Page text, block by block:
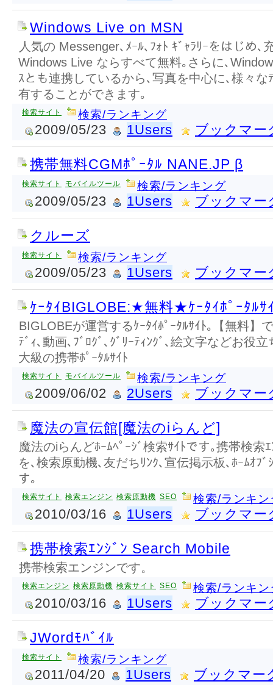
Windows Live on MSN
人気の Messenger､ﾒｰﾙ､ﾌｫﾄ ｷﾞｬﾗﾘｰをはじめ､
Windows Live ならすべて無料｡さらに､
ｽとも連携しているから､写真を中心に､様々な
有することができます｡
検索サイト 検索/ランキング
2009/05/23 1Users ブックマー
携帯無料CGMﾎﾟｰﾀﾙ NANE.JP β
検索サイト モバイルツール 検索/ランキング
2009/05/23 1Users ブックマー
クルーズ
検索サイト 検索/ランキング
2009/05/23 1Users ブックマー
ｹｰﾀｲBIGLOBE:★無料★ｹｰﾀｲﾎﾟｰﾀﾙｻ
BIGLOBEが運営するｹｰﾀｲﾎﾟｰﾀﾙｻｲﾄ｡【無料】
ﾃﾞｨ､動画､ﾌﾞﾛｸﾞ､ｸﾞﾘｰﾃｨﾝｸﾞ､絵文字などお役
大級の携帯ﾎﾟｰﾀﾙｻｲﾄ
検索サイト モバイルツール 検索/ランキング
2009/06/02 2Users ブックマー
魔法の宣伝館[魔法のiらんど]
魔法のiらんどﾎｰﾑﾍﾟｰｼﾞ検索ｻｲﾄです｡携帯検索
を､検索原動機､友だちﾘﾝｸ､宣伝掲示板､ﾎｰﾑｵﾌﾞ
す｡
検索サイト 検索エンジン 検索原動機 SEO 検索/ランキン
2010/03/16 1Users ブックマー
携帯検索ｴﾝｼﾞﾝ Search Mobile
携帯検索エンジンです。
検索エンジン 検索原動機 検索サイト SEO 検索/ランキン
2010/03/16 1Users ブックマー
JWordﾓﾊﾞｲﾙ
検索サイト 検索/ランキング
2011/04/20 1Users ブックマー